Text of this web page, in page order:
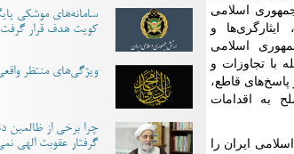
اسلامی
و
اسلامی
با تجاوزات و
پاسخ‌های قاطع،
به اقدامات
ایران را
سامانه‌های موشکی
کویت هدف قرار گرفت
ویژگی‌های منتظر
چرا برخی از ظالمین
گرفتار عقوبت الهی